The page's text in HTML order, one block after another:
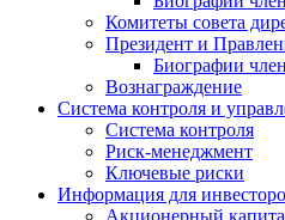
Комитеты совета
Президент и
Биографии
Вознаграждение
Система контроля и
Система контроля
Риск-менеджмент
Ключевые риски
Информация для
Акционерный